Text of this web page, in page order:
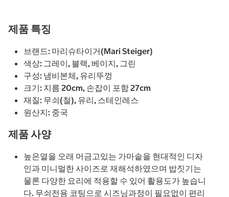
제품 특징
브랜드: 마리슈타이거(Mari Steiger)
색상: 그레이, 블랙, 베이지, 그린
구성: 냄비본체, 유리뚜껑
크기: 지름 20cm, 손잡이 포함 27cm
재질: 무쇠(철), 유리, 스테인레스
원산지: 중국
제품 사양
높은열을 오래 머금고있는 가마솥을 현대적인 디자
인과 미니멀한 사이즈로 재해석하였으며 밥짓기는
물론 다양한 요리에 적용할 수 있어 활용도가 높습니
다. 무쇠전용 코팅으로 시즈닝과정이 필요없이 편리